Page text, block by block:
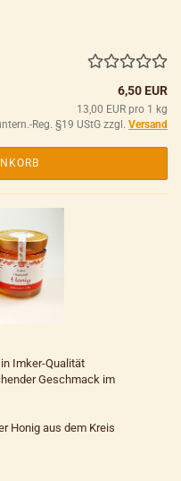
6,50 EUR
13,00 EUR pro 1 kg
Reg. §19 UStG zzgl. Versand
Imker-Qualität
Geschmack im
Honig aus dem Kreis